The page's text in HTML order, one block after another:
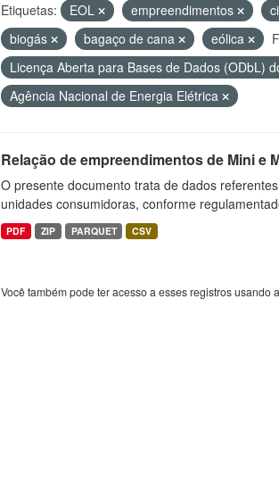
Etiquetas: EOL empreendimentos
biogás
bagaço de cana eólica
Licença Aberta para Bases de Dados (ODbL)
Agência Nacional de Energia Elétrica
Relação de empreendimentos de Mini e
O presente documento trata de dados
unidades consumidoras, conforme
PDF ZIP PARQUET CSV
Você também pode ter acesso a esses registros usando a